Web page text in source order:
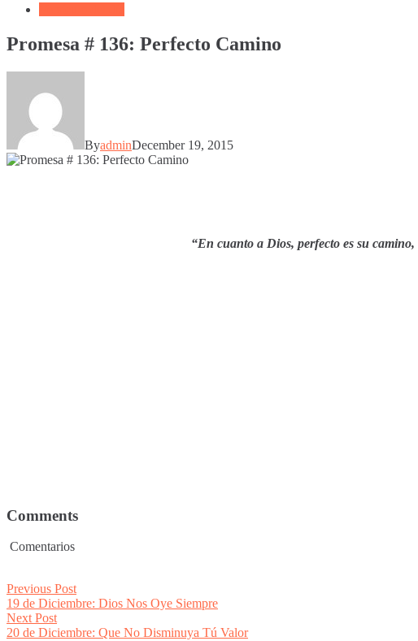
Promesa # 136: Perfecto Camino
ByadminDecember 19, 2015
“En cuanto a Dios, perfecto es su camino,
Comments
Comentarios
Post
navigation
Previous PostPrevious
post:
19 de Diciembre: Dios Nos Oye Siempre
Next PostNext
post:
20 de Diciembre: Que No Disminuya Tú Valor